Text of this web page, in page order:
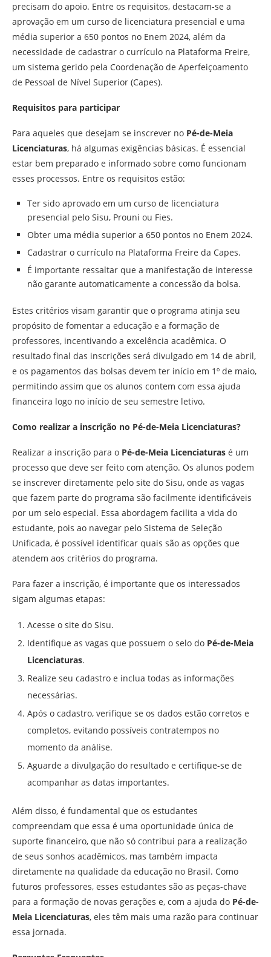
precisam do apoio. Entre os requisitos, destacam-se a
aprovação em um curso de licenciatura presencial e uma
média superior a 650 pontos no Enem 2024, além da
necessidade de cadastrar o currículo na Plataforma Freire,
um sistema gerido pela Coordenação de Aperfeiçoamento
de Pessoal de Nível Superior (Capes).
Requisitos para participar
Para aqueles que desejam se inscrever no Pé-de-Meia
Licenciaturas, há algumas exigências básicas. É essencial
estar bem preparado e informado sobre como funcionam
esses processos. Entre os requisitos estão:
Ter sido aprovado em um curso de licenciatura
presencial pelo Sisu, Prouni ou Fies.
Obter uma média superior a 650 pontos no Enem 2024.
Cadastrar o currículo na Plataforma Freire da Capes.
É importante ressaltar que a manifestação de interesse
não garante automaticamente a concessão da bolsa.
Estes critérios visam garantir que o programa atinja seu
propósito de fomentar a educação e a formação de
professores, incentivando a excelência acadêmica. O
resultado final das inscrições será divulgado em 14 de abril,
e os pagamentos das bolsas devem ter início em 1º de maio,
permitindo assim que os alunos contem com essa ajuda
financeira logo no início de seu semestre letivo.
Como realizar a inscrição no Pé-de-Meia Licenciaturas?
Realizar a inscrição para o Pé-de-Meia Licenciaturas é um
processo que deve ser feito com atenção. Os alunos podem
se inscrever diretamente pelo site do Sisu, onde as vagas
que fazem parte do programa são facilmente identificáveis
por um selo especial. Essa abordagem facilita a vida do
estudante, pois ao navegar pelo Sistema de Seleção
Unificada, é possível identificar quais são as opções que
atendem aos critérios do programa.
Para fazer a inscrição, é importante que os interessados
sigam algumas etapas:
Acesse o site do Sisu.
Identifique as vagas que possuem o selo do Pé-de-Meia
Licenciaturas.
Realize seu cadastro e inclua todas as informações
necessárias.
Após o cadastro, verifique se os dados estão corretos e
completos, evitando possíveis contratempos no
momento da análise.
Aguarde a divulgação do resultado e certifique-se de
acompanhar as datas importantes.
Além disso, é fundamental que os estudantes
compreendam que essa é uma oportunidade única de
suporte financeiro, que não só contribui para a realização
de seus sonhos acadêmicos, mas também impacta
diretamente na qualidade da educação no Brasil. Como
futuros professores, esses estudantes são as peças-chave
para a formação de novas gerações e, com a ajuda do Pé-de-
Meia Licenciaturas, eles têm mais uma razão para continuar
essa jornada.